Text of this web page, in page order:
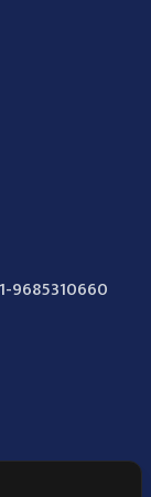
9685310660